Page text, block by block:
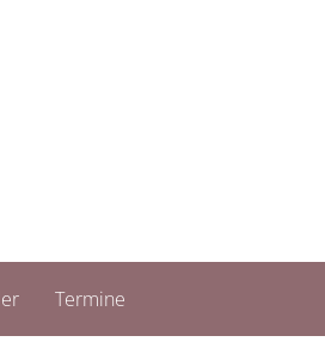
Termine